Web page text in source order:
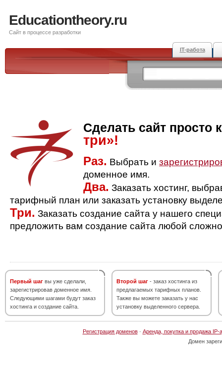
Educationtheory.ru
Сайт в процессе разработки
IT-работа
Сделать сайт просто
три»!
Раз. Выбрать и
доменное имя.
Два. Заказать хостинг,
тарифный план или заказать установку
Три. Заказать создание сайта у нашего
предложить вам создание сайта любой
Первый шаг вы уже сделали,
зарегистрировав доменное имя.
Следующими шагами будут заказ
хостинга и создание сайта.
Второй шаг - заказ хостинга из
предлагаемых тарифных планов.
Также вы можете заказать у нас
установку выделенного сервера.
Регистрация доменов· Аренда, покупка и продажа IP-
Домен